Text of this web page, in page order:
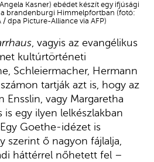
Kasner) ebédet készít egy ifjúsági
brandenburgi Himmelpfortban (fotó:
/ dpa Picture-Alliance via AFP)
, vagyis az evangélikus
kultúrtörténeti
Schleiermacher, Hermann
tartják azt is, hogy az
Ensslin, vagy Margaretha
is egy ilyen lelkészlakban
Goethe-idézet is
szerint ő nagyon fájlalja,
háttérrel nőhetett fel –